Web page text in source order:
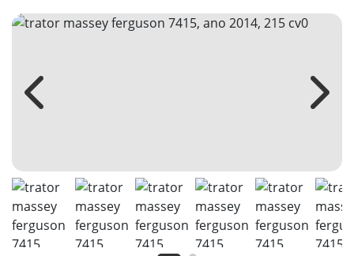
Previous Next